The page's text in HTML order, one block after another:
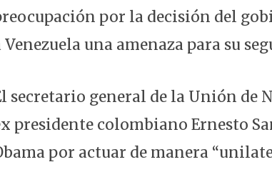
por la decisión del
Venezuela una amenaza para su
secretario general de la Unión de
presidente colombiano Ernesto
por actuar de manera